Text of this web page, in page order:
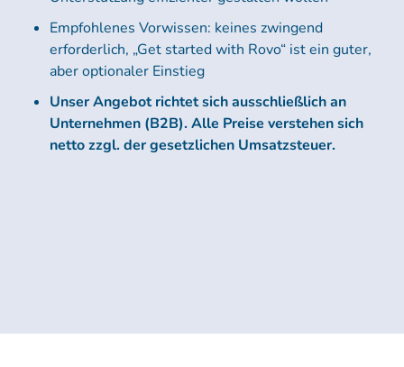
Empfohlenes Vorwissen: keines zwingend
erforderlich, „Get started with Rovo“ ist ein guter,
aber optionaler Einstieg
Unser Angebot richtet sich ausschließlich an
Unternehmen (B2B). Alle Preise verstehen sich
netto zzgl. der gesetzlichen Umsatzsteuer.